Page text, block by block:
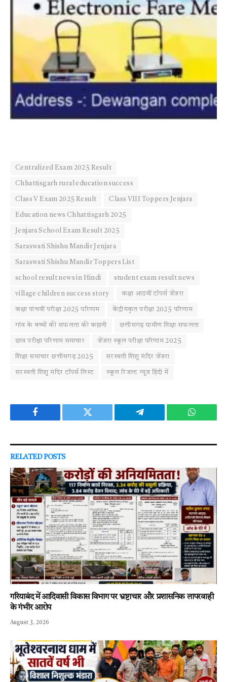
Centralized Exam 2025 Result
Chhattisgarh rural education success
Class V Exam 2025 Result Class VIII Toppers Jenjara
Education news Chhattisgarh 2025
Jenjara School Exam Result 2025
Saraswati Shishu Mandir Jenjara
Saraswati Shishu Mandir Toppers List
school result news in Hindi student exam result news
village children success story कक्षा आठवीं टॉपर्स जेंजरा
कक्षा पांचवीं परीक्षा 2025 परिणाम केंद्रीयकृत परीक्षा 2025 परिणाम
गांव के बच्चों की सफलता की कहानी छत्तीसगढ़ ग्रामीण शिक्षा सफलता
छात्र परीक्षा परिणाम समाचार जेंजरा स्कूल परीक्षा परिणाम 2025
शिक्षा समाचार छत्तीसगढ़ 2025 सरस्वती शिशु मंदिर जेंजरा
सरस्वती शिशु मंदिर टॉपर्स लिस्ट स्कूल रिजल्ट न्यूज हिंदी में
Facebook Twitter Telegram
RELATEDPOSTS
गरियाबंद में आदिवासी विकास विभाग पर भ्रष्टाचार और प्रशासनिक लापरवाही
के गंभीर आरोप
August 3, 2026